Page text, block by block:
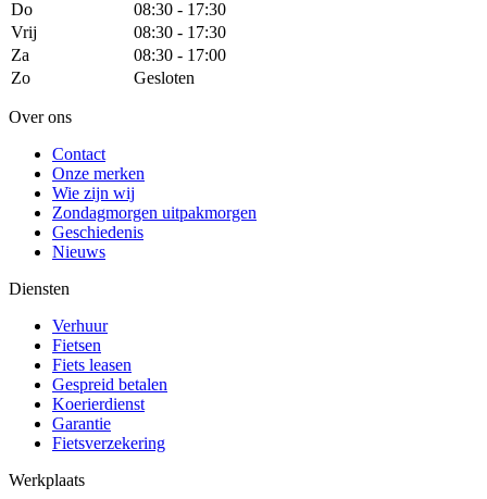
Do
08:30 - 17:30
Vrij
08:30 - 17:30
Za
08:30 - 17:00
Zo
Gesloten
Over ons
Contact
Onze merken
Wie zijn wij
Zondagmorgen uitpakmorgen
Geschiedenis
Nieuws
Diensten
Verhuur
Fietsen
Fiets leasen
Gespreid betalen
Koerierdienst
Garantie
Fietsverzekering
Werkplaats